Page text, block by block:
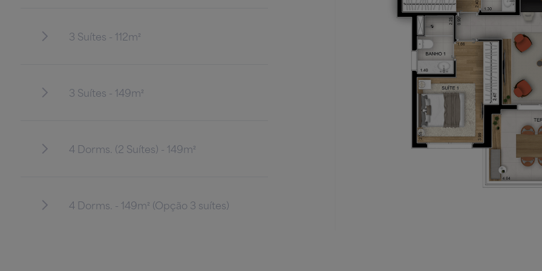
3 Suítes - 112m²
3 Suítes - 149m²
4 Dorms. (2 Suítes) - 149m²
4 Dorms. - 149m² (Opção 3 suítes)
Terraço - 149m²
Suíte master - 149m²
Banheiro suíte master - 149m²
Suíte 2 - 149m²